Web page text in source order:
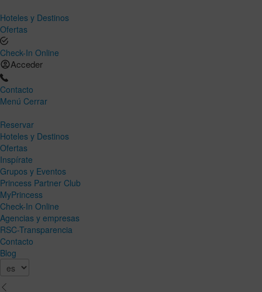
Hoteles y Destinos
Ofertas
Check-In Online
Acceder
Contacto
Menú Cerrar
Reservar
Hoteles y Destinos
Ofertas
Inspírate
Grupos y Eventos
Princess Partner Club
MyPrincess
Check-In Online
Agencias y empresas
RSC-Transparencia
Contacto
Blog